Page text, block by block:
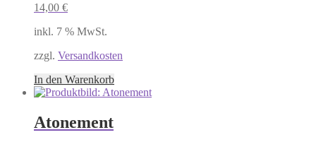
14,00 €
inkl. 7 % MwSt.
zzgl. Versandkosten
In den Warenkorb
Atonement